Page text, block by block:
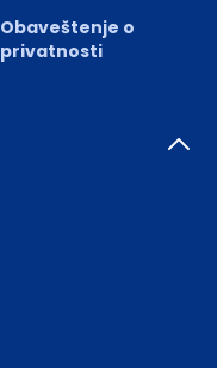
Obaveštenje o
privatnosti